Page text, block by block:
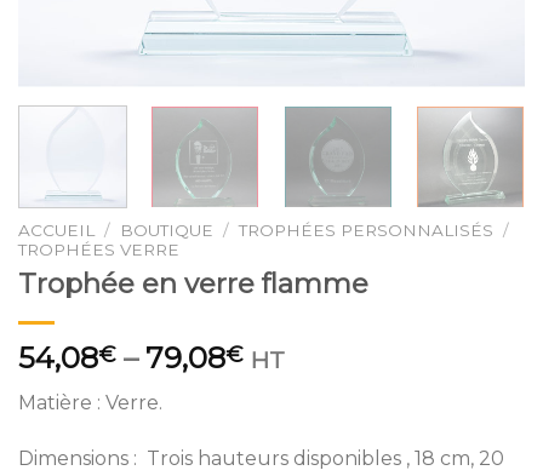
ACCUEIL / BOUTIQUE / TROPHÉES PERSONNALISÉS /
TROPHÉES VERRE
Trophée en verre flamme
54,08€ – 79,08€ HT
Matière : Verre.
Dimensions : Trois hauteurs disponibles , 18 cm, 20